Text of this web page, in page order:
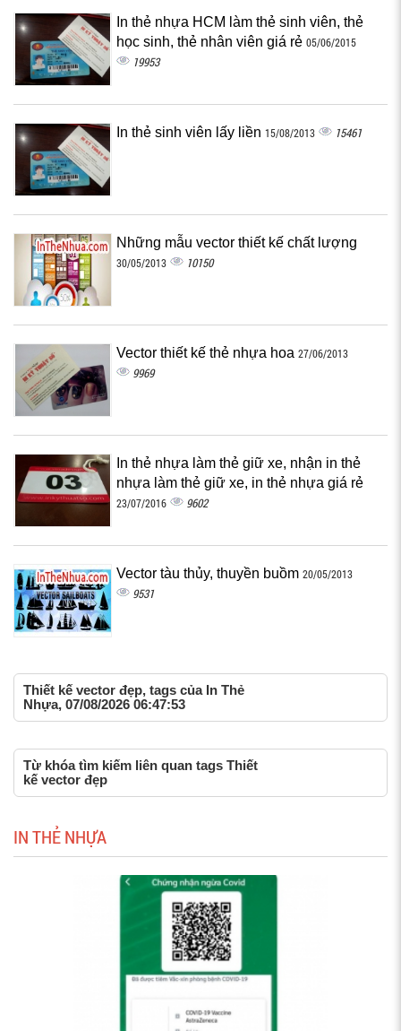
In thẻ nhựa HCM làm thẻ sinh viên, thẻ
học sinh, thẻ nhân viên giá rẻ 05/06/2015
19953
In thẻ sinh viên lấy liền 15/08/2013 15461
Những mẫu vector thiết kế chất lượng
30/05/2013 10150
Vector thiết kế thẻ nhựa hoa 27/06/2013
9969
In thẻ nhựa làm thẻ giữ xe, nhận in thẻ
nhựa làm thẻ giữ xe, in thẻ nhựa giá rẻ
23/07/2016 9602
Vector tàu thủy, thuyền buồm 20/05/2013
9531
Thiết kế vector đẹp, tags của In Thẻ
Nhựa, 07/08/2026 06:47:53
Từ khóa tìm kiếm liên quan tags Thiết
kế vector đẹp
IN THẺ NHỰA